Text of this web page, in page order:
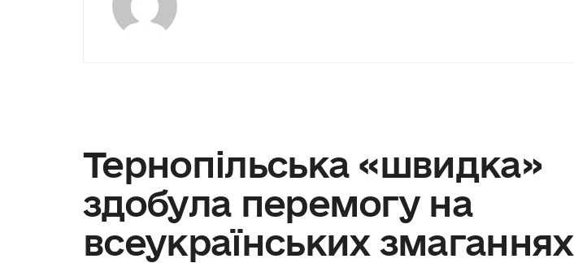
Тернопільська «швидка»
здобула перемогу на
всеукраїнських змаганнях